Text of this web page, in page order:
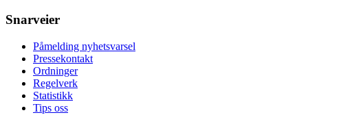
Snarveier
Påmelding nyhetsvarsel
Pressekontakt
Ordninger
Regelverk
Statistikk
Tips oss